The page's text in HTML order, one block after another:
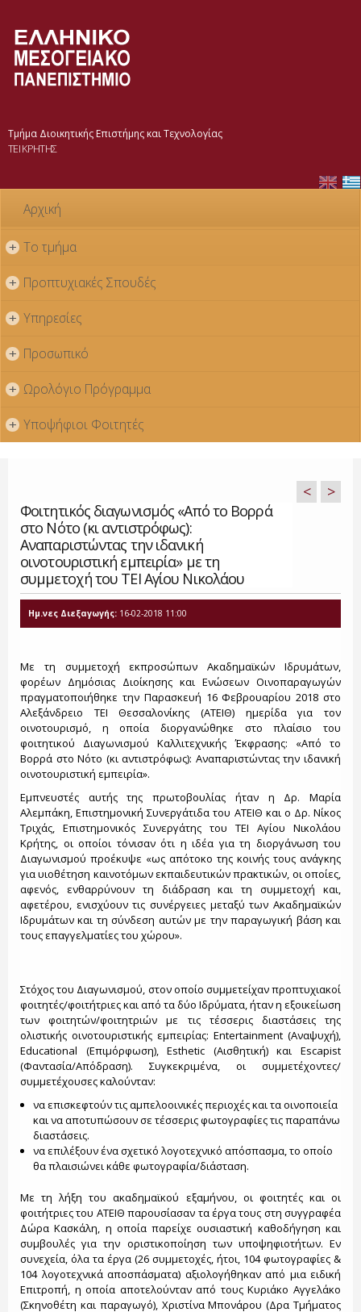
Τμήμα Διοικητικής Επιστήμης και Τεχνολογίας
ΤΕΙ ΚΡΗΤΗΣ
Αρχική
+ Το τμήμα
+ Προπτυχιακές Σπουδές
+ Υπηρεσίες
+ Προσωπικό
+ Ωρολόγιο Πρόγραμμα
+ Υποψήφιοι Φοιτητές
Φοιτητικός διαγωνισμός «Από το Βορρά
στο Νότο (κι αντιστρόφως):
Αναπαριστώντας την ιδανική
οινοτουριστική εμπειρία» με τη
συμμετοχή του ΤΕΙ Αγίου Νικολάου
< >
Ημ.νες Διεξαγωγής: 16-02-2018 11:00
Με τη συμμετοχή εκπροσώπων Ακαδημαϊκών Ιδρυμάτων,
φορέων Δημόσιας Διοίκησης και Ενώσεων Οινοπαραγωγών
πραγματοποιήθηκε την Παρασκευή 16 Φεβρουαρίου 2018 στο
Αλεξάνδρειο ΤΕΙ Θεσσαλονίκης (ΑΤΕΙΘ) ημερίδα για τον
οινοτουρισμό, η οποία διοργανώθηκε στο πλαίσιο του
φοιτητικού Διαγωνισμού Καλλιτεχνικής Έκφρασης: «Από το
Βορρά στο Νότο (κι αντιστρόφως): Αναπαριστώντας την ιδανική
οινοτουριστική εμπειρία».
Εμπνευστές αυτής της πρωτοβουλίας ήταν η Δρ. Μαρία
Αλεμπάκη, Επιστημονική Συνεργάτιδα του ΑΤΕΙΘ και ο Δρ. Νίκος
Τριχάς, Επιστημονικός Συνεργάτης του ΤΕΙ Αγίου Νικολάου
Κρήτης, οι οποίοι τόνισαν ότι η ιδέα για τη διοργάνωση του
Διαγωνισμού προέκυψε «ως απότοκο της κοινής τους ανάγκης
για υιοθέτηση καινοτόμων εκπαιδευτικών πρακτικών, οι οποίες,
αφενός, ενθαρρύνουν τη διάδραση και τη συμμετοχή και,
αφετέρου, ενισχύουν τις συνέργειες μεταξύ των Ακαδημαϊκών
Ιδρυμάτων και τη σύνδεση αυτών με την παραγωγική βάση και
τους επαγγελματίες του χώρου».
Στόχος του Διαγωνισμού, στον οποίο συμμετείχαν προπτυχιακοί
φοιτητές/φοιτήτριες και από τα δύο Ιδρύματα, ήταν η εξοικείωση
των φοιτητών/φοιτητριών με τις τέσσερις διαστάσεις της
ολιστικής οινοτουριστικής εμπειρίας: Entertainment (Αναψυχή),
Educational (Επιμόρφωση), Esthetic (Αισθητική) και Escapist
(Φαντασία/Απόδραση). Συγκεκριμένα, οι συμμετέχοντες/
συμμετέχουσες καλούνταν:
να επισκεφτούν τις αμπελοοινικές περιοχές και τα οινοποιεία
και να αποτυπώσουν σε τέσσερις φωτογραφίες τις παραπάνω
διαστάσεις.
να επιλέξουν ένα σχετικό λογοτεχνικό απόσπασμα, το οποίο
θα πλαισιώνει κάθε φωτογραφία/διάσταση.
Με τη λήξη του ακαδημαϊκού εξαμήνου, οι φοιτητές και οι
φοιτήτριες του ΑΤΕΙΘ παρουσίασαν τα έργα τους στη συγγραφέα
Δώρα Κασκάλη, η οποία παρείχε ουσιαστική καθοδήγηση και
συμβουλές για την οριστικοποίηση των υποψηφιοτήτων. Εν
συνεχεία, όλα τα έργα (26 συμμετοχές, ήτοι, 104 φωτογραφίες &
104 λογοτεχνικά αποσπάσματα) αξιολογήθηκαν από μια ειδική
Επιτροπή, η οποία αποτελούνταν από τους Κυριάκο Αγγελάκο
(Σκηνοθέτη και παραγωγό), Χριστίνα Μπονάρου (Δρα Τμήματος